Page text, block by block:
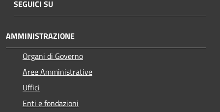
SEGUICI SU
AMMINISTRAZIONE
Organi di Governo
Aree Amministrative
Uffici
Enti e fondazioni